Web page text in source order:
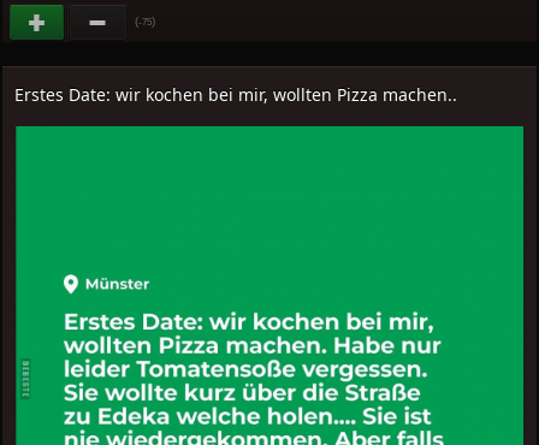
(-75)
Erstes Date: wir kochen bei mir, wollten Pizza machen..